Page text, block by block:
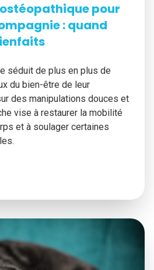
pour
: quand
séduit de plus en plus de
du bien-être de leur
des manipulations douces et
vise à restaurer la mobilité
et à soulager certaines